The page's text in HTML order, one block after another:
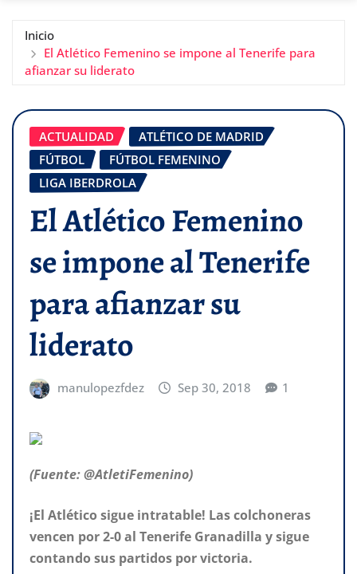
Inicio
El Atlético Femenino se impone al Tenerife para
afianzar su liderato
ACTUALIDAD
ATLÉTICO DE MADRID
FÚTBOL
FÚTBOL FEMENINO
LIGA IBERDROLA
El Atlético Femenino
se impone al Tenerife
para afianzar su
liderato
manulopezfdez Sep 30, 2018 1
(Fuente: @AtletiFemenino)
¡El Atlético sigue intratable! Las colchoneras
vencen por 2-0 al Tenerife Granadilla y sigue
contando sus partidos por victoria.